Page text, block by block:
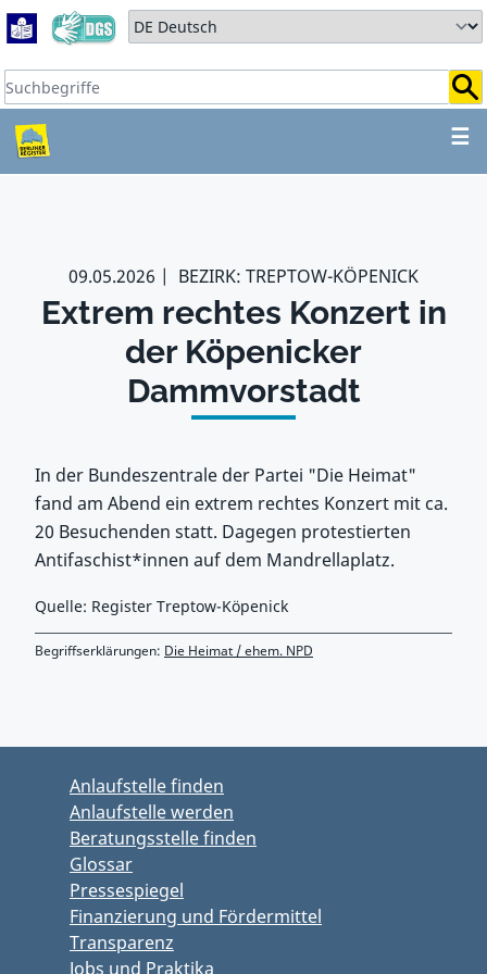
Zum Hauptbereich springen
Zum Hauptmenü springen
Sprache auswählen:
Suchbegriffe:
☰
ZUM HAUPTBEREICH
09.05.2026 BEZIRK: TREPTOW-KÖPENICK
Extrem rechtes Konzert in
der Köpenicker
Dammvorstadt
In der Bundeszentrale der Partei "Die Heimat"
fand am Abend ein extrem rechtes Konzert mit ca.
20 Besuchenden statt. Dagegen protestierten
Antifaschist*innen auf dem Mandrellaplatz.
Quelle: Register Treptow-Köpenick
Begriffserklärungen: Die Heimat / ehem. NPD
Anlaufstelle finden
Anlaufstelle werden
Beratungsstelle finden
Glossar
Pressespiegel
Finanzierung und Fördermittel
Transparenz
Jobs und Praktika